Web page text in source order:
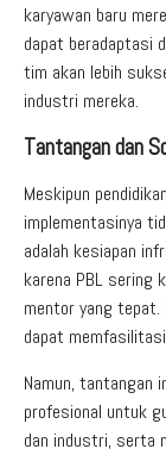
karyawan baru
dapat beradaptasi
tim akan lebih
industri mereka.
Tantangan dan
Meskipun
implementasinya
adalah kesiapan
karena PBL sering
mentor yang tepat.
dapat
Namun, tantangan
profesional untuk
dan industri, serta